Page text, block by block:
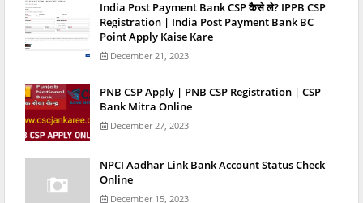
India Post Payment Bank CSP कैसे ले? IPPB CSP
Registration | India Post Payment Bank BC
Point Apply Kaise Kare
December 21, 2023
PNB CSP Apply | PNB CSP Registration | CSP
Bank Mitra Online
December 27, 2023
NPCI Aadhar Link Bank Account Status Check
Online
December 15, 2023